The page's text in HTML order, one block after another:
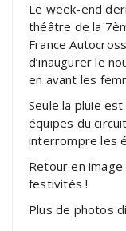
Le week-end
théâtre de la
France
d’inaugurer le
en avant les
Seule la pluie
équipes du
interrompre les
Retour en
festivités !
Plus de photos